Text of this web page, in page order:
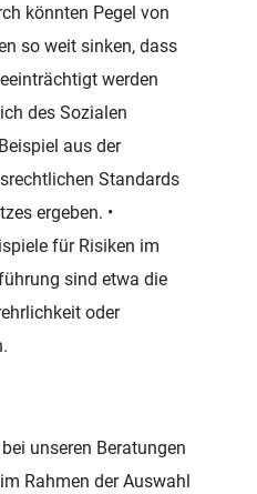
könnten Pegel von
so weit sinken, dass
werden
des Sozialen
aus der
Standards
ergeben. •
für Risiken im
sind etwa die
oder
unseren Beratungen
Rahmen der Auswahl